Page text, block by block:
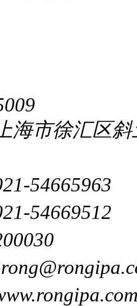
海市徐汇区斜
54665963
54669512